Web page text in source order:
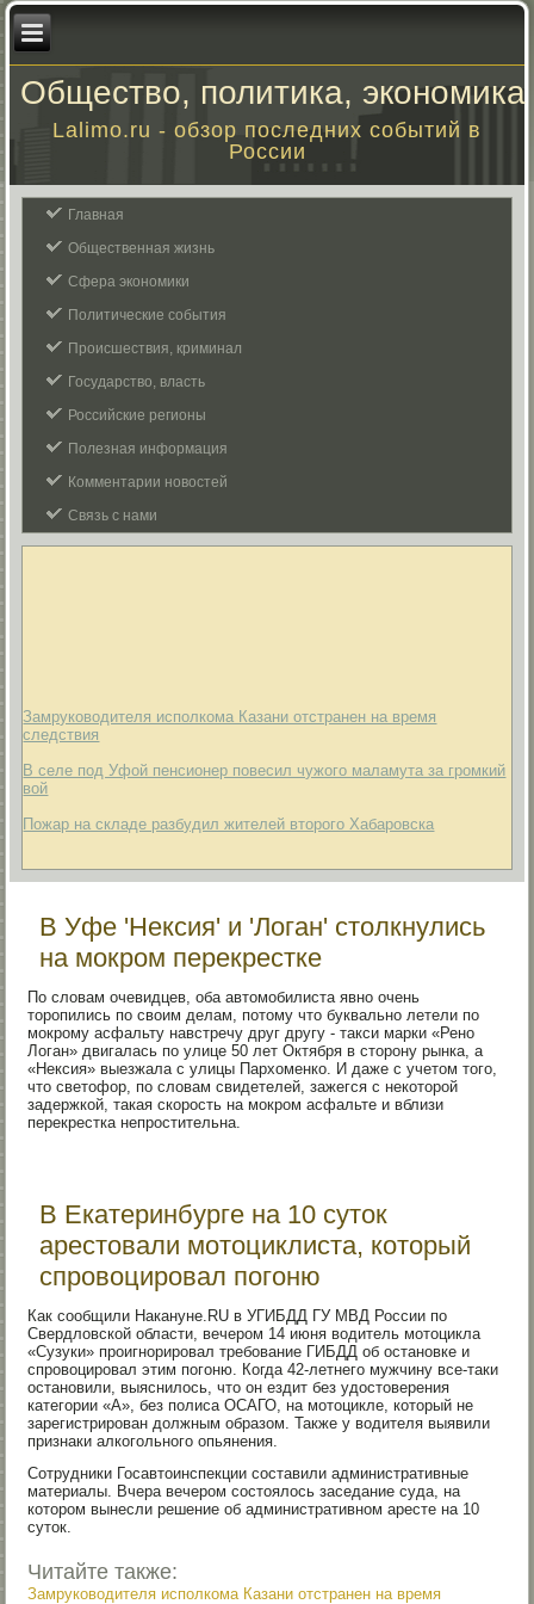
Общество, политика, экономика
Lalimo.ru - обзор последних событий в
России
Главная
Общественная жизнь
Сфера экономики
Политические события
Происшествия, криминал
Государство, власть
Российские регионы
Полезная информация
Комментарии новостей
Связь с нами
Замруководителя исполкома Казани отстранен на время
следствия
В селе под Уфой пенсионер повесил чужого маламута за громкий
вой
Пожар на складе разбудил жителей второго Хабаровска
В Уфе 'Нексия' и 'Логан' столкнулись
на мокром перекрестке
По словам очевидцев, оба автомобилиста явно очень
торопились по своим делам, потому что буквально летели по
мокрому асфальту навстречу друг другу - такси марки «Рено
Логан» двигалась по улице 50 лет Октября в сторону рынка, а
«Нексия» выезжала с улицы Пархоменко. И даже с учетом того,
что светофор, по словам свидетелей, зажегся с некоторой
задержкой, такая скорость на мокром асфальте и вблизи
перекрестка непростительна.
В Екатеринбурге на 10 суток
арестовали мотоциклиста, который
спровоцировал погоню
Как сообщили Накануне.RU в УГИБДД ГУ МВД России по
Свердловской области, вечером 14 июня водитель мотоцикла
«Сузуки» проигнорировал требование ГИБДД об остановке и
спровоцировал этим погоню. Когда 42-летнего мужчину все-таки
остановили, выяснилось, что он ездит без удостоверения
категории «А», без полиса ОСАГО, на мотоцикле, который не
зарегистрирован должным образом. Также у водителя выявили
признаки алкогольного опьянения.
Сотрудники Госавтоинспекции составили административные
материалы. Вчера вечером состоялось заседание суда, на
котором вынесли решение об административном аресте на 10
суток.
Читайте также:
Замруководителя исполкома Казани отстранен на время